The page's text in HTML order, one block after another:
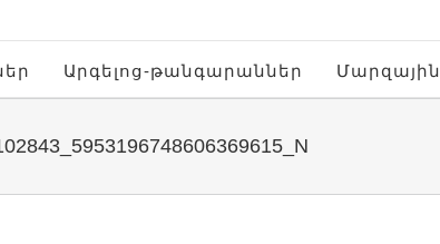
Արգելոց-թանգարաններ Մարզային